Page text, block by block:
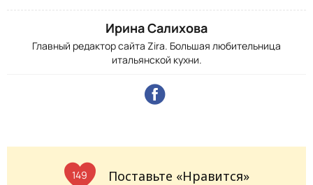
Ирина Салихова
Главный редактор сайта Zira. Большая любительница
итальянской кухни.
149 Поставьте «Нравится»